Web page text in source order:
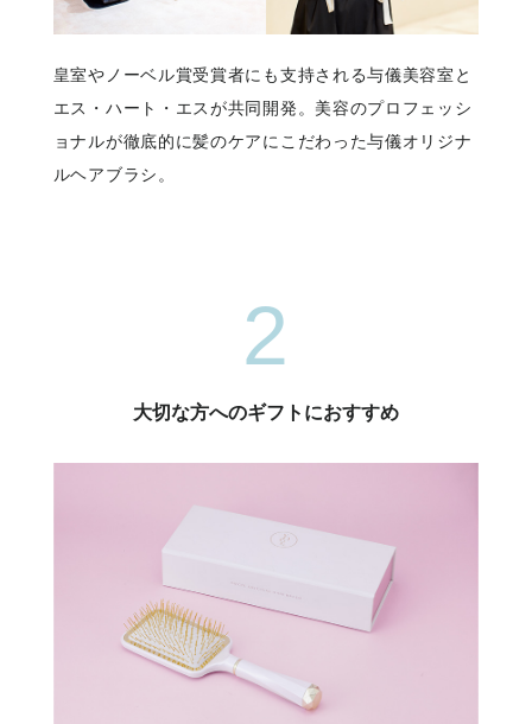
皇室やノーベル賞受賞者にも支持される与儀美容室と
エス・ハート・エスが共同開発。美容のプロフェッシ
ョナルが徹底的に髪のケアにこだわった与儀オリジナ
ルヘアブラシ。
2
大切な方へのギフトにおすすめ